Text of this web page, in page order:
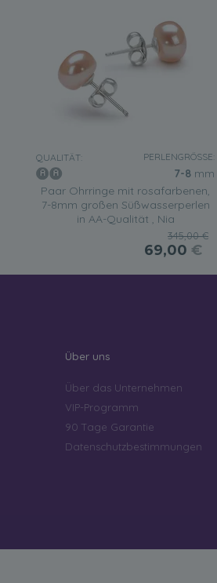
QUALITÄT: PERLENGRÖSSE:
7-8 mm
Paar Ohrringe mit rosafarbenen,
7-8mm großen Süßwasserperlen
in AA-Qualität , Nia
345,00 €
69,00 €
Über uns
Über das Unternehmen
VIP-Programm
90 Tage Garantie
Datenschutzbestimmungen